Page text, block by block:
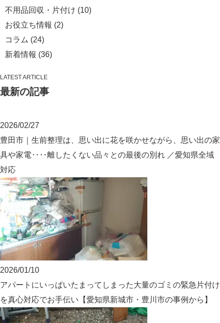
不用品回収・片付け (10)
お役立ち情報 (2)
コラム (24)
新着情報 (36)
LATEST ARTICLE
最新の記事
2026/02/27
豊田市｜生前整理は、思い出に花を咲かせながら、思い出の家
具や家電‥‥離したくない品々との最後の別れ ／愛知県全域
対応
2026/01/10
アパートにいっぱいたまってしまった大量のゴミの緊急片付け
を真心対応でお手伝い【愛知県新城市・豊川市の事例から】